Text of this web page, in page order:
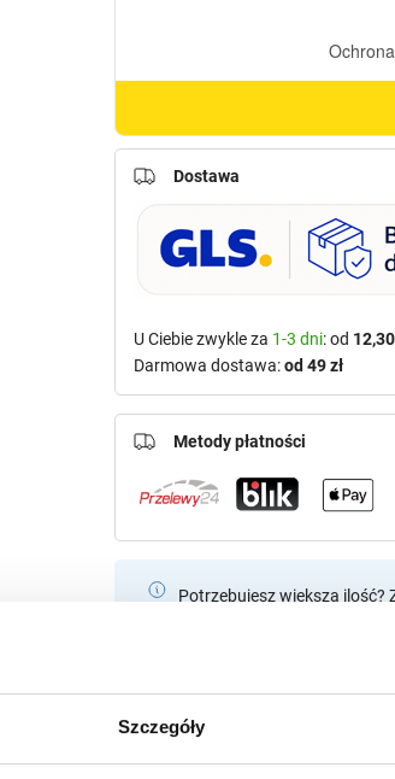
Szczegóły
Potrzebujesz większą
Dostawa
U Ciebie zwykle za 1-3 dni: od 12,30
Darmowa dostawa:od 49 zł
Metody płatności
Specyfikacja
Opinie klientów